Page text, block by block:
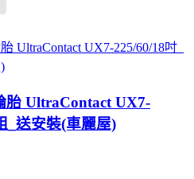
UltraContact UX7-225/60/18吋_
胎 UltraContact UX7-
_送安裝(車麗屋)